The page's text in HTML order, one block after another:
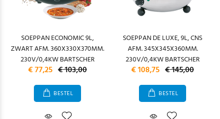
SOEPPAN ECONOMIC 9L,
ZWART AFM. 360X330X370MM.
230V/0,4KW BARTSCHER
€ 77,25 € 103,00
BESTEL
SOEPPAN DE LUXE, 9L, CNS
AFM. 345X345X360MM.
230V/0,4KW BARTSCHER
€ 108,75 € 145,00
BESTEL